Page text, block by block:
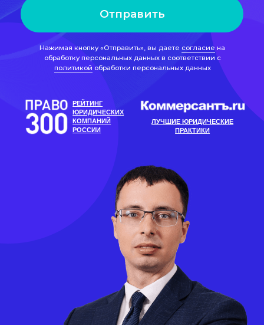
ЛУЧШИЕ ЮРИДИЧЕСКИЕ
ПРАКТИКИ